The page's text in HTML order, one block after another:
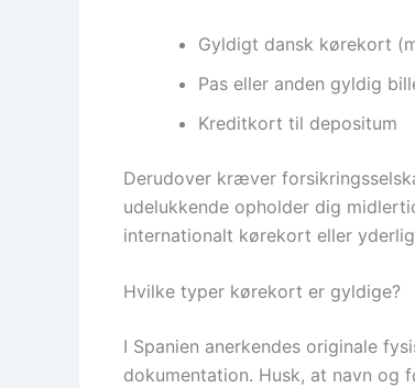
Gyldigt dansk kørekort
Pas eller anden gyldig
Kreditkort til depositum
Derudover kræver
udelukkende opholder dig
internationalt kørekort eller
Hvilke typer kørekort er gyldige?
I Spanien anerkendes originale
dokumentation. Husk, at navn